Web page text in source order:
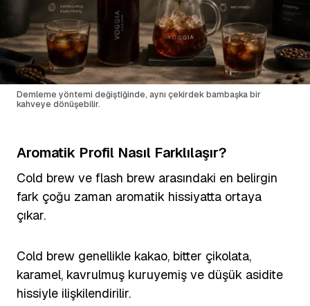
Demleme yöntemi değiştiğinde, aynı çekirdek bambaşka bir
kahveye dönüşebilir.
Aromatik Profil Nasıl Farklılaşır?
Cold brew ve flash brew arasındaki en belirgin
fark çoğu zaman aromatik hissiyatta ortaya
çıkar.
Cold brew genellikle kakao, bitter çikolata,
karamel, kavrulmuş kuruyemiş ve düşük asidite
hissiyle ilişkilendirilir.